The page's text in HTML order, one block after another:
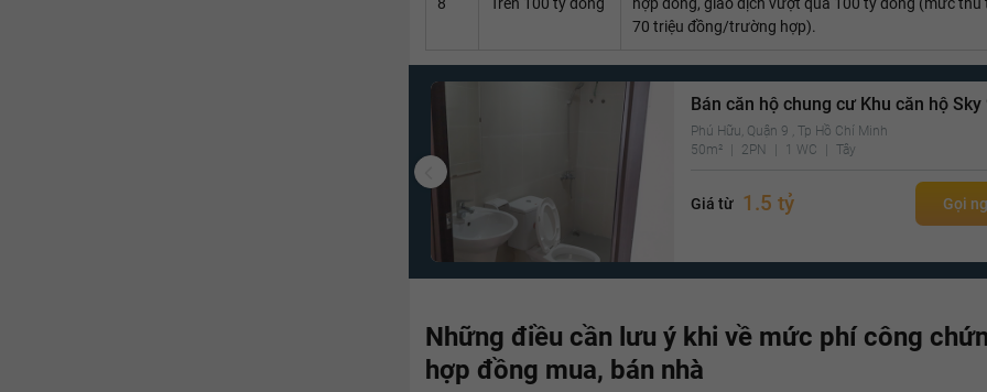
70 triệu đồng/trường hợp).
Bán căn hộ chung cư Khu căn hộ Sky
Phú Hữu, Quận 9 , Tp Hồ Chí Minh
50m²
2PN 1 WC Tây
Giá từ 1.5 tỷ Gọi
Những điều cần lưu ý khi về mức phí công
hợp đồng mua, bán nhà